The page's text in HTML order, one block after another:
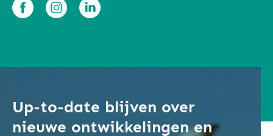
Up-to-date blijven over
nieuwe ontwikkelingen en